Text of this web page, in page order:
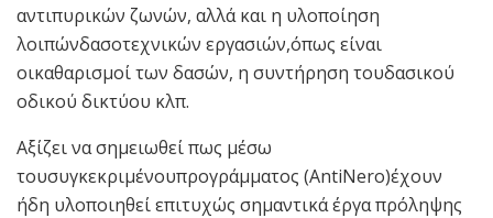
αντιπυρικών ζωνών, αλλά και η υλοποίηση
λοιπώνδασοτεχνικών εργασιών,όπως είναι
οικαθαρισμοί των δασών, η συντήρηση τουδασικού
οδικού δικτύου κλπ.
Αξίζει να σημειωθεί πως μέσω
τουσυγκεκριμένουπρογράμματος (AntiNero)έχουν
ήδη υλοποιηθεί επιτυχώς σημαντικά έργα πρόληψης